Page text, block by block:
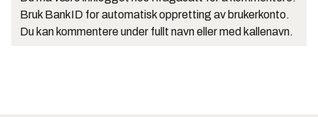
Bruk BankID for automatisk oppretting av brukerkonto.
Du kan kommentere under fullt navn eller med kallenavn.